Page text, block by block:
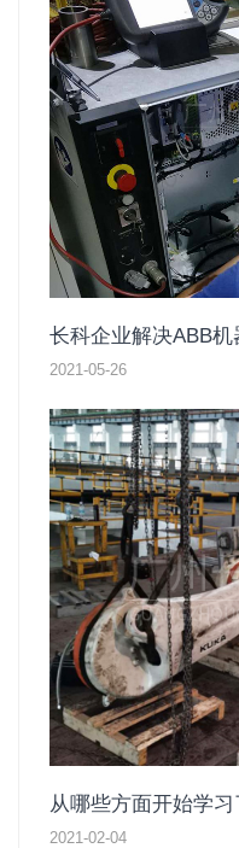
长科企业解决ABB
2021-05-26
从哪些方面开始学
2021-02-04